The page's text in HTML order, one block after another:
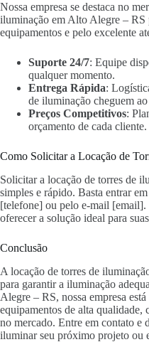
Nossa empresa se destaca no
iluminação em Alto Alegre – RS
equipamentos e pelo excelente
Suporte 24/7: Equipe
qualquer momento.
Entrega Rápida:
de iluminação cheguem
Preços Competitivos:
orçamento de cada cliente.
Como Solicitar a Locação de
Solicitar a locação de torres de
simples e rápido. Basta entrar
[telefone] ou pelo e-mail [email].
oferecer a solução ideal para
Conclusão
A locação de torres de
para garantir a iluminação
Alegre – RS, nossa empresa
equipamentos de alta qualidade,
no mercado. Entre em contato e
iluminar seu próximo projeto ou